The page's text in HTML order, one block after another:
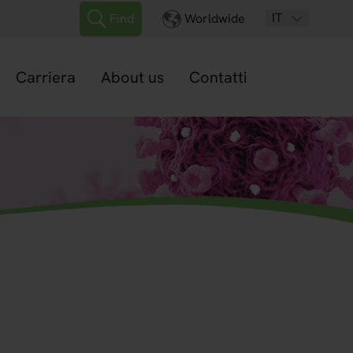
Find Worldwide IT
Carriera About us Contatti